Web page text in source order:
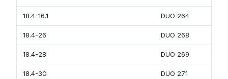
18.4-16.1 DUO 264
18.4-26 DUO 268
18.4-28 DUO 269
18.4-30 DUO 271